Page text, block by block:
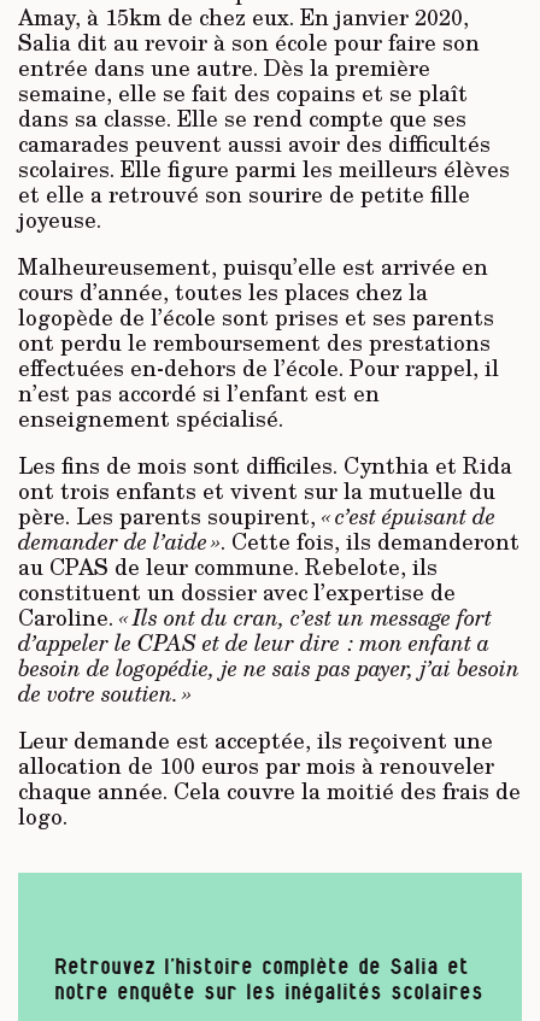
Amay, à 15km de chez eux. En janvier 2020,
Salia dit au revoir à son école pour faire son
entrée dans une autre. Dès la première
semaine, elle se fait des copains et se plaît
dans sa classe. Elle se rend compte que ses
camarades peuvent aussi avoir des difficultés
scolaires. Elle figure parmi les meilleurs élèves
et elle a retrouvé son sourire de petite fille
joyeuse.
Malheureusement, puisqu’elle est arrivée en
cours d’année, toutes les places chez la
logopède de l’école sont prises et ses parents
ont perdu le remboursement des prestations
effectuées en-dehors de l’école. Pour rappel, il
n’est pas accordé si l’enfant est en
enseignement spécialisé.
Les fins de mois sont difficiles. Cynthia et Rida
ont trois enfants et vivent sur la mutuelle du
père. Les parents soupirent, « c’est épuisant de
demander de l’aide ». Cette fois, ils demanderont
au CPAS de leur commune. Rebelote, ils
constituent un dossier avec l’expertise de
Caroline. « Ils ont du cran, c’est un message fort
d’appeler le CPAS et de leur dire : mon enfant a
besoin de logopédie, je ne sais pas payer, j’ai besoin
de votre soutien. »
Leur demande est acceptée, ils reçoivent une
allocation de 100 euros par mois à renouveler
chaque année. Cela couvre la moitié des frais de
logo.
Retrouvez l’histoire complète de Salia et
notre enquête sur les inégalités scolaires